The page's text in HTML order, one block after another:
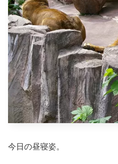
今日の昼寝姿。